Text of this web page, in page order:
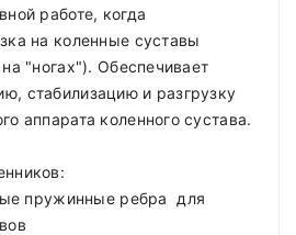
работе, когда
на коленные суставы
"ногах"). Обеспечивает
стабилизацию и разгрузку
аппарата коленного сустава.
пружинные ребра для